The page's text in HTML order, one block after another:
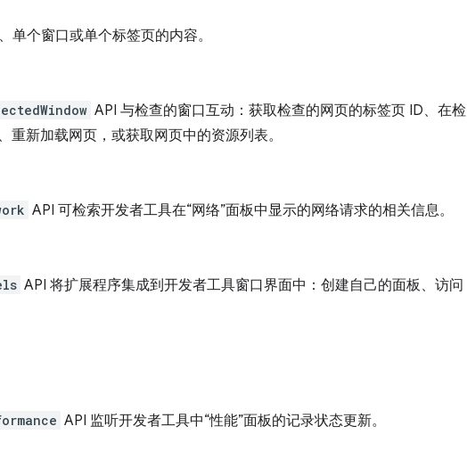
单个窗口或单个标签页的内容。
API 与检查的窗口互动：获取检查的网页的标签页 ID、在检
重新加载网页，或获取网页中的资源列表。
API 可检索开发者工具在“网络”面板中显示的网络请求的相关信息。
API 将扩展程序集成到开发者工具窗口界面中：创建自己的面板、访问
API 监听开发者工具中“性能”面板的记录状态更新。